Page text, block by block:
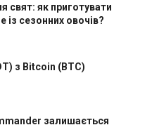
свят: як приготувати
із сезонних овочів?
з Bitcoin (BTC)
залишається